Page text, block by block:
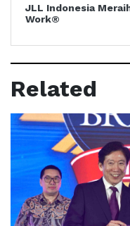
JLL Indonesia
Work®
Related